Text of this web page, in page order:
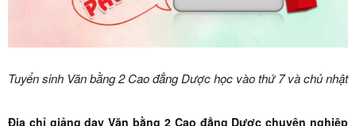
Tuyển sinh Văn bằng 2 Cao đẳng Dược học vào thứ 7 và chủ nhật
Địa chỉ giảng dạy Văn bằng 2 Cao đẳng Dược chuyên nghiệp